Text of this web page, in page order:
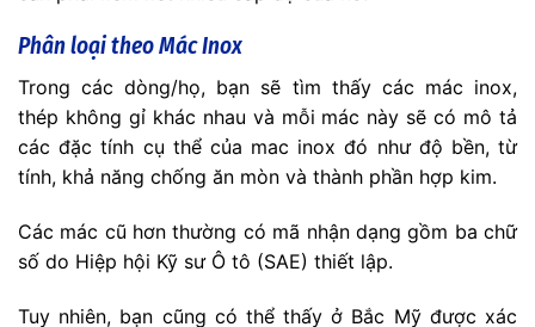
Phân loại theo Mác Inox
Trong các dòng/họ, bạn sẽ tìm thấy các mác inox,
thép không gỉ khác nhau và mỗi mác này sẽ có mô tả
các đặc tính cụ thể của mac inox đó như độ bền, từ
tính, khả năng chống ăn mòn và thành phần hợp kim.
Các mác cũ hơn thường có mã nhận dạng gồm ba chữ
số do Hiệp hội Kỹ sư Ô tô (SAE) thiết lập.
Tuy nhiên, bạn cũng có thể thấy ở Bắc Mỹ được xác